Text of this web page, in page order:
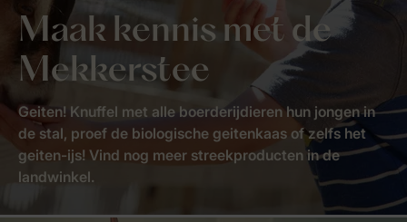
Maak kennis met de
Mekkerstee
Geiten! Knuffel met alle boerderijdieren hun jongen in
de stal, proef de biologische geitenkaas of zelfs het
geiten-ijs! Vind nog meer streekproducten in de
landwinkel.